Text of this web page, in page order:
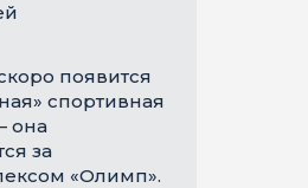
появится
спортивная
она
за
«Олимп».